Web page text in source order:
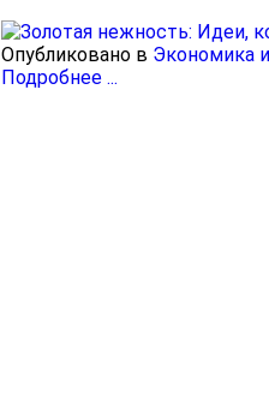
Опубликовано в Экономика
Подробнее ...